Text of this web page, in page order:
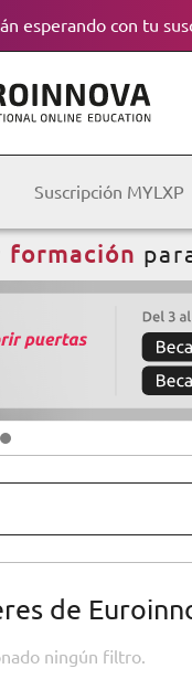
esperando con tu
Suscripción MYLXP
formación
de
ningún filtro.